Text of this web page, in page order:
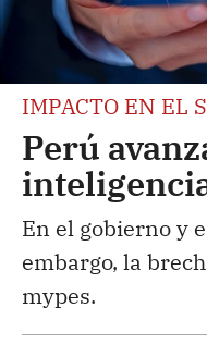
IMPACTO EN EL
Perú
En el gobierno y
embargo, la
mypes.